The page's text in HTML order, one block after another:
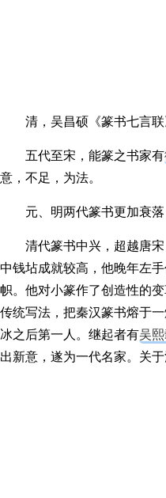
清，吴昌硕《篆书七言联
五代至宋，能篆之书家有
意，不足，为法。
元、明两代篆书更加衰
清代篆书中兴，超越唐
中钱坫成就较高，他晚年左
帜。他对小篆作了创造性的
传统写法，把秦汉篆书熔于
冰之后第一人。继起者有吴
出新意，遂为一代名家。关